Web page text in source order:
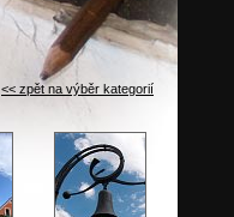
<< zpět na výběr kategorií